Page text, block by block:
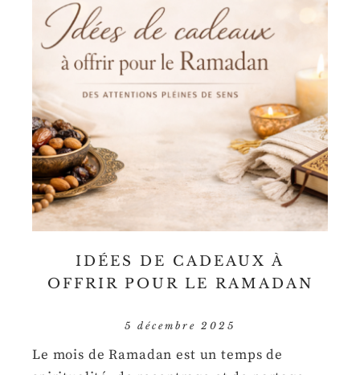
IDÉES DE CADEAUX À
OFFRIR POUR LE RAMADAN
5 décembre 2025
Le mois de Ramadan est un temps de